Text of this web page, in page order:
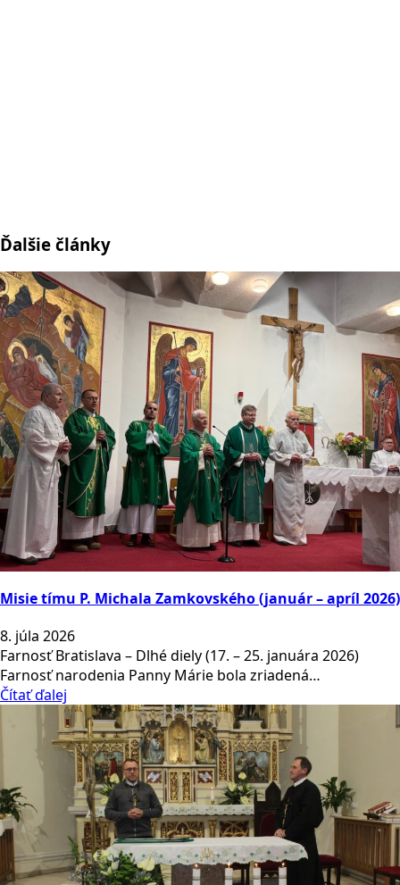
Ďalšie články
Misie tímu P. Michala Zamkovského (január – apríl 2026)
8. júla 2026
Farnosť Bratislava – Dlhé diely (17. – 25. januára 2026)
Farnosť narodenia Panny Márie bola zriadená…
Čítať ďalej